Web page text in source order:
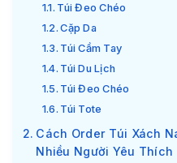
Túi Đeo Chéo
Cặp Da
Túi Cầm Tay
Túi Du Lịch
Túi Đeo Chéo
Túi Tote
Cách Order Túi Xách
Nhiều Người Yêu Thích